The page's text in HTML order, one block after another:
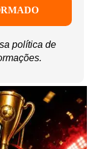
política de